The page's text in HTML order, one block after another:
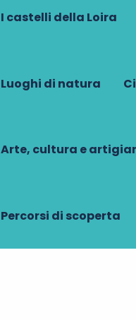
I castelli della Loira
Luoghi di natura
Arte, cultura e
Percorsi di scoperta